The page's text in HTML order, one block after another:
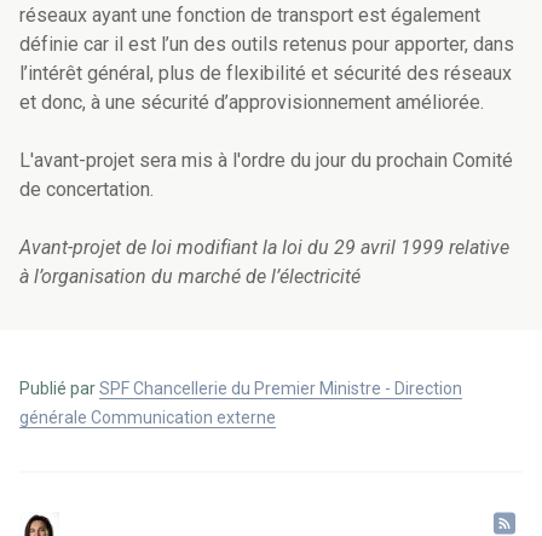
réseaux ayant une fonction de transport est également
définie car il est l’un des outils retenus pour apporter, dans
l’intérêt général, plus de flexibilité et sécurité des réseaux
et donc, à une sécurité d’approvisionnement améliorée.
L'avant-projet sera mis à l'ordre du jour du prochain Comité
de concertation.
Avant-projet de loi modifiant la loi du 29 avril 1999 relative
à l’organisation du marché de l’électricité
Publié parSPF Chancellerie du Premier Ministre - Direction
générale Communication externe